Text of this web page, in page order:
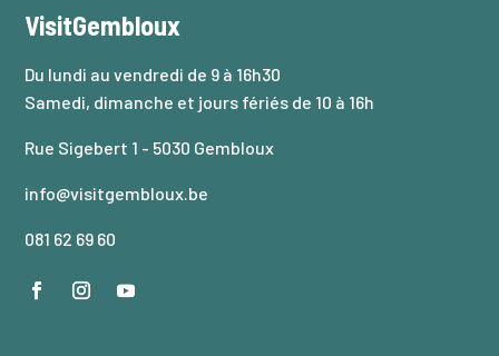
VisitGembloux
Du lundi au vendredi de 9 à 16h30
Samedi, dimanche et jours fériés de 10 à 16h
Rue Sigebert 1 - 5030 Gembloux
info@visitgembloux.be
081 62 69 60